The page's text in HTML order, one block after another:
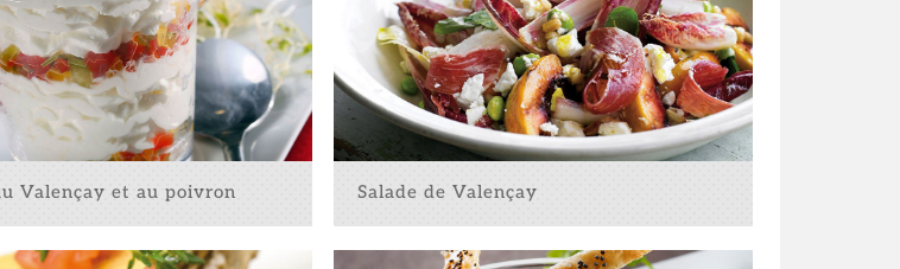
Valençay et au poivron Salade de Valençay